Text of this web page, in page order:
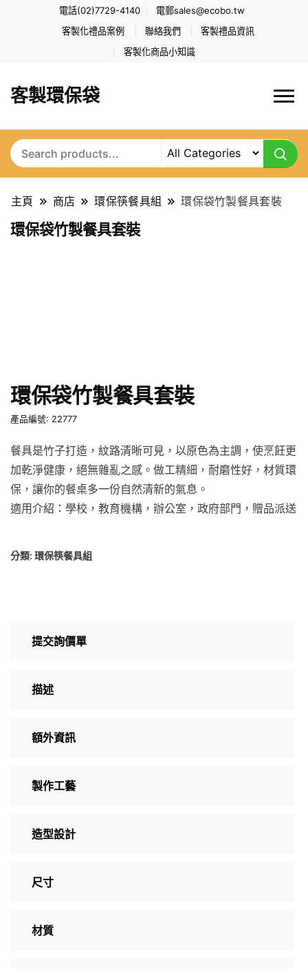
電話(02)7729-4140 電郵sales@ecobo.tw
客製化禮品案例 聯絡我們 客製禮品資訊
客製化商品小知識
客製環保袋
主頁 商店 環保筷餐具組 環保袋竹製餐具套裝
環保袋竹製餐具套裝
環保袋竹製餐具套裝
產品編號: 22777
餐具是竹子打造，紋路清晰可見，以原色為主調，使烹飪更
加乾淨健康，絕無雜亂之感。做工精細，耐磨性好，材質環
保，讓你的餐桌多一份自然清新的氣息。
適用介紹：學校，教育機構，辦公室，政府部門，贈品派送
分類: 環保筷餐具組
提交詢價單
描述
額外資訊
製作工藝
造型設計
尺寸
材質